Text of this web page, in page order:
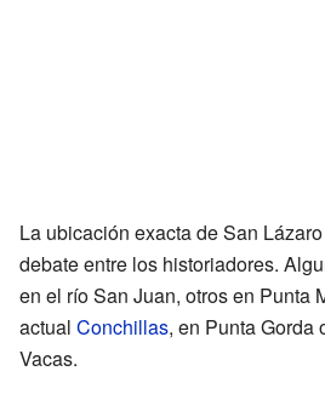
La ubicación exacta de San
debate entre los historiadores.
en el río San Juan, otros en Punta
actual Conchillas, en Punta Gorda
Vacas.